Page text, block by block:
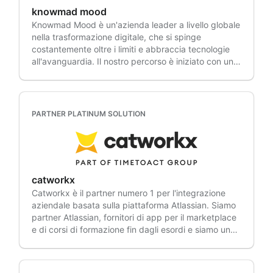
knowmad mood
Knowmad Mood è un'azienda leader a livello globale
nella trasformazione digitale, che si spinge
costantemente oltre i limiti e abbraccia tecnologie
all'avanguardia. Il nostro percorso è iniziato con una
talento del nostro straordinario team. Le nostre
costantemente soluzioni nuove, dirompenti e
innovative per affrontare le sfide future del mercato
odierno. Siamo quasi 2.500 menti creative, digitali e
passione per la creazione di connessioni
significative in tutto il mondo. Un team responsabile
e flessibile, con una grande capacità di adattamento
alle esigenze dei nostri clienti, che apporta valore,
visione, creatività, competenza, professionalità e
PARTNER PLATINUM SOLUTION
catworkx
Catworkx è il partner numero 1 per l'integrazione
aziendale basata sulla piattaforma Atlassian. Siamo
partner Atlassian, fornitori di app per il marketplace
e di corsi di formazione fin dagli esordi e siamo uno